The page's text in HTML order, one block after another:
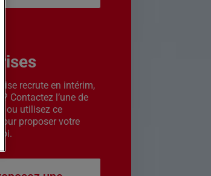
recrute en intérim,
? Contactez l’une de
ou utilisez ce
proposer votre